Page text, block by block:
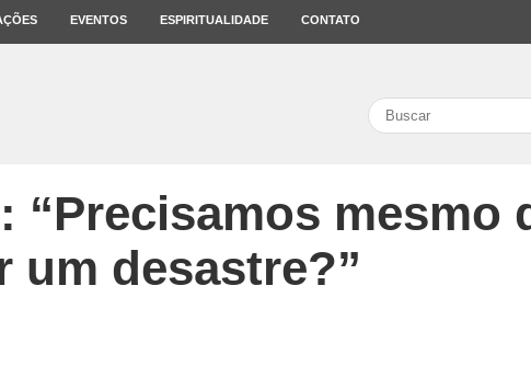
EVENTOS ESPIRITUALIDADE CONTATO
mesmo
um desastre?”